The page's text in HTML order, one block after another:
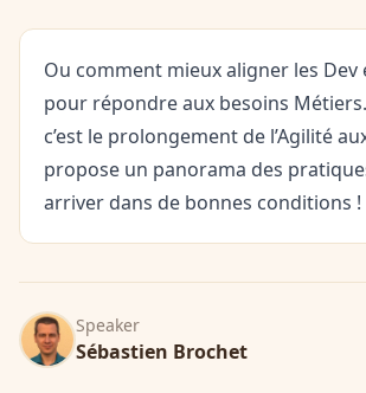
Ou comment mieux aligner les Dev
pour répondre aux besoins
c’est le prolongement de l’Agilité
propose un panorama des
arriver dans de bonnes conditions !
Speaker
Sébastien Brochet